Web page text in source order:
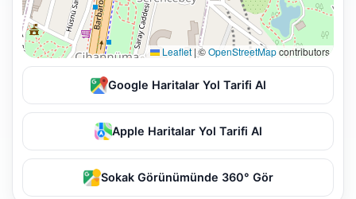
Leaflet |©OpenStreetMapcontributors
Google Haritalar Yol Tarifi Al
Apple Haritalar Yol Tarifi Al
Sokak Görünümünde 360° Gör